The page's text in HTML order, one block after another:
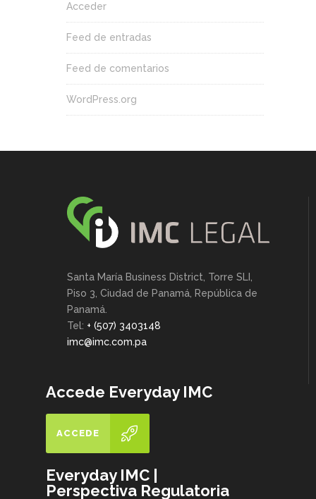
Acceder
Feed de entradas
Feed de comentarios
WordPress.org
Santa María Business District, Torre SLI,
Piso 3, Ciudad de Panamá, República de
Panamá.
Tel: + (507) 3403148
imc@imc.com.pa
Accede Everyday IMC
ACCEDE
Everyday IMC |
Perspectiva Regulatoria